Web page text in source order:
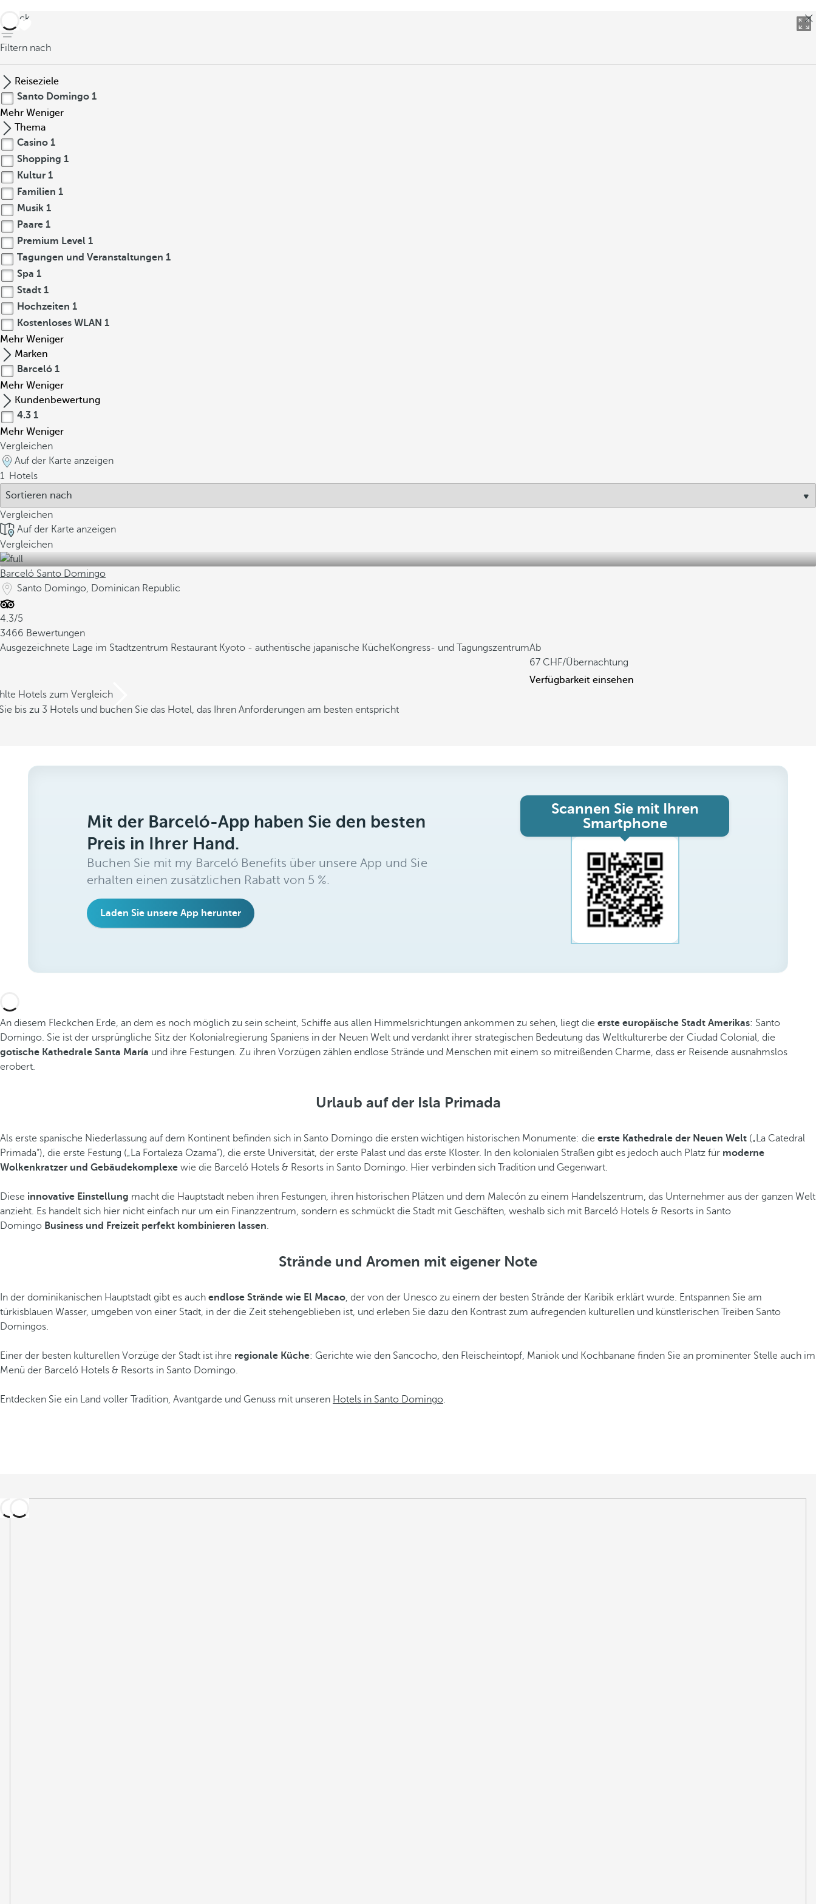
zurück
Filtern nach
Reiseziele
Santo Domingo 1
Mehr Weniger
Thema
Casino 1
Shopping 1
Kultur 1
Familien 1
Musik 1
Paare 1
Premium Level 1
Tagungen und Veranstaltungen 1
Spa 1
Stadt 1
Hochzeiten 1
Kostenloses WLAN 1
Mehr Weniger
Marken
Barceló 1
Mehr Weniger
Kundenbewertung
4.3 1
Mehr Weniger
Vergleichen
Auf der Karte anzeigen
1 Hotels
Vergleichen
Auf der Karte anzeigen
Vergleichen
Barceló Santo Domingo
Santo Domingo, Dominican Republic
4.3/5
3466 Bewertungen
Ausgezeichnete Lage im Stadtzentrum Restaurant Kyoto - authentische japanische KücheKongress- und TagungszentrumAb
67
/Übernachtung
Verfügbarkeit einsehen
Hotels zum Vergleich
bis zu 3 Hotels und buchen Sie das Hotel, das Ihren Anforderungen am besten entspricht
Mit der Barceló-App haben Sie den besten
Preis in Ihrer Hand.
Buchen Sie mit my Barceló Benefits über unsere App und Sie
erhalten einen zusätzlichen Rabatt von 5 %.
Laden Sie unsere App herunter
Scannen Sie mit Ihren
Smartphone
An diesem Fleckchen Erde, an dem es noch möglich zu sein scheint, Schiffe aus allen Himmelsrichtungen ankommen zu sehen, liegt die erste europäische Stadt Amerikas: Santo
Domingo. Sie ist der ursprüngliche Sitz der Kolonialregierung Spaniens in der Neuen Welt und verdankt ihrer strategischen Bedeutung das Weltkulturerbe der Ciudad Colonial, die
gotische Kathedrale Santa María und ihre Festungen. Zu ihren Vorzügen zählen endlose Strände und Menschen mit einem so mitreißenden Charme, dass er Reisende ausnahmslos
erobert.
Urlaub auf der Isla Primada
Als erste spanische Niederlassung auf dem Kontinent befinden sich in Santo Domingo die ersten wichtigen historischen Monumente: die erste Kathedrale der Neuen Welt („La Catedral
Primada“), die erste Festung („La Fortaleza Ozama“), die erste Universität, der erste Palast und das erste Kloster. In den kolonialen Straßen gibt es jedoch auch Platz für moderne
Wolkenkratzer und Gebäudekomplexe wie die Barceló Hotels & Resorts in Santo Domingo. Hier verbinden sich Tradition und Gegenwart.
Diese innovative Einstellung macht die Hauptstadt neben ihren Festungen, ihren historischen Plätzen und dem Malecón zu einem Handelszentrum, das Unternehmer aus der ganzen Welt
anzieht. Es handelt sich hier nicht einfach nur um ein Finanzzentrum, sondern es schmückt die Stadt mit Geschäften, weshalb sich mit Barceló Hotels & Resorts in Santo
Domingo Business und Freizeit perfekt kombinieren lassen.
Strände und Aromen mit eigener Note
In der dominikanischen Hauptstadt gibt es auch endlose Strände wie El Macao, der von der Unesco zu einem der besten Strände der Karibik erklärt wurde. Entspannen Sie am
türkisblauen Wasser, umgeben von einer Stadt, in der die Zeit stehengeblieben ist, und erleben Sie dazu den Kontrast zum aufregenden kulturellen und künstlerischen Treiben Santo
Domingos.
Einer der besten kulturellen Vorzüge der Stadt ist ihre regionale Küche: Gerichte wie den Sancocho, den Fleischeintopf, Maniok und Kochbanane finden Sie an prominenter Stelle auch im
Menü der Barceló Hotels & Resorts in Santo Domingo.
Entdecken Sie ein Land voller Tradition, Avantgarde und Genuss mit unseren Hotels in Santo Domingo.